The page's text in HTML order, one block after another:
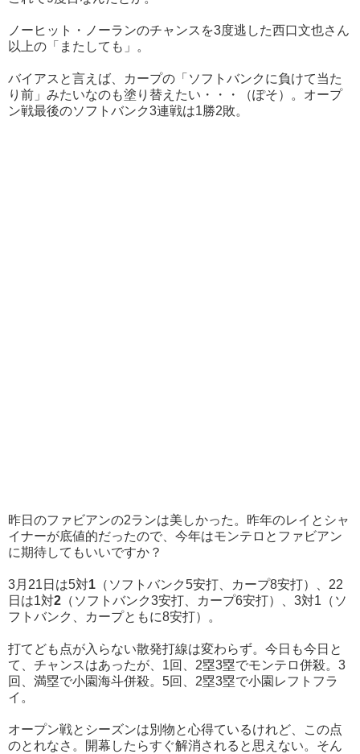
ノーヒット・ノーランのチャンスを3度逃した西口文也さん
以上の「またしても」。
バイアスと言えば、カープの「ソフトバンクに負けて当た
り前」みたいなのも塗り替えたい・・・（ぽそ）。オープ
ン戦最後のソフトバンク3連戦は1勝2敗。
昨日のファビアンの2ランは美しかった。昨年のレイとシャ
イナーが底値的だったので、今年はモンテロとファビアン
に期待してもいいですか？
3月21日は5対1 （ソフトバンク5安打、カープ8安打）、22
日は1対2 （ソフトバンク3安打、カープ6安打）、3対1（ソ
フトバンク、カープともに8安打）。
打てども点が入らない散発打線は変わらず。今日も今日と
て、チャンスはあったが、1回、2塁3塁でモンテロ併殺。3
回、満塁で小園海斗併殺。5回、2塁3塁で小園レフトフラ
イ。
オープン戦とシーズンは別物と心得ているけれど、この点
のとれなさ。開幕したらすぐ解消されると思えない。そん